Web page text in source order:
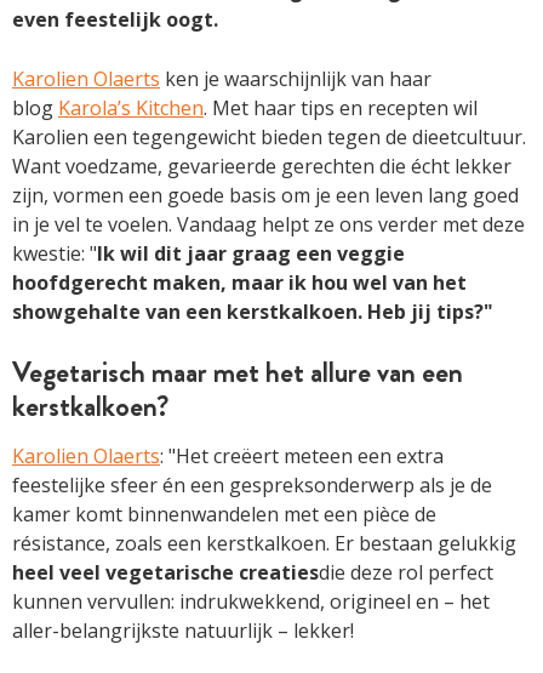
even feestelijk oogt.
Karolien Olaerts ken je waarschijnlijk van haar
blog Karola’s Kitchen. Met haar tips en recepten wil
Karolien een tegengewicht bieden tegen de dieetcultuur.
Want voedzame, gevarieerde gerechten die écht lekker
zijn, vormen een goede basis om je een leven lang goed
in je vel te voelen. Vandaag helpt ze ons verder met deze
kwestie: "Ik wil dit jaar graag een veggie
hoofdgerecht maken, maar ik hou wel van het
showgehalte van een kerstkalkoen. Heb jij tips?"
Vegetarisch maar met het allure van een
kerstkalkoen?
Karolien Olaerts: "Het creëert meteen een extra
feestelijke sfeer én een gespreksonderwerp als je de
kamer komt binnenwandelen met een pièce de
résistance, zoals een kerstkalkoen. Er bestaan gelukkig
heel veel vegetarische creatiesdie deze rol perfect
kunnen vervullen: indrukwekkend, origineel en – het
aller-belangrijkste natuurlijk – lekker!